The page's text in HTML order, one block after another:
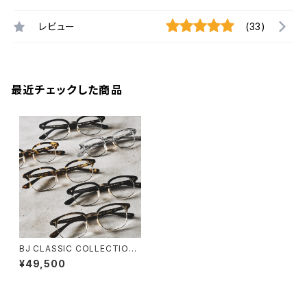
レビュー (33)
最近チェックした商品
BJ CLASSIC COLLECTION
S-702 ブロー サーモント BJク
ラシック 3サイズ展開 45 48 5
¥49,500